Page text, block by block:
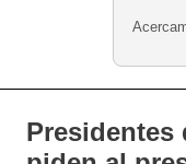
Presidentes